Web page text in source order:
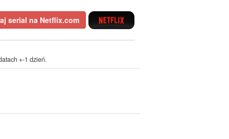
serial na Netflix.com
+-1 dzień.